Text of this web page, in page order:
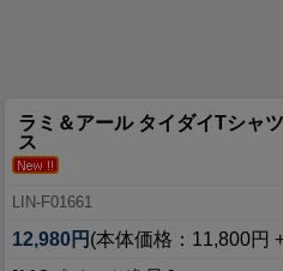
ラミ＆アール タイダイTシャ
ス
LIN-F01661
12,980円 (本体価格：11,800円